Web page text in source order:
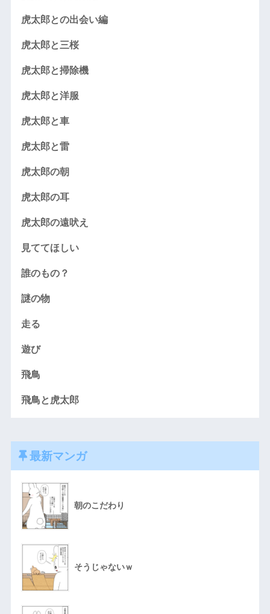
虎太郎との出会い編
虎太郎と三桜
虎太郎と掃除機
虎太郎と洋服
虎太郎と車
虎太郎と雷
虎太郎の朝
虎太郎の耳
虎太郎の遠吠え
見ててほしい
誰のもの？
謎の物
走る
遊び
飛鳥
飛鳥と虎太郎
最新マンガ
朝のこだわり
そうじゃないｗ